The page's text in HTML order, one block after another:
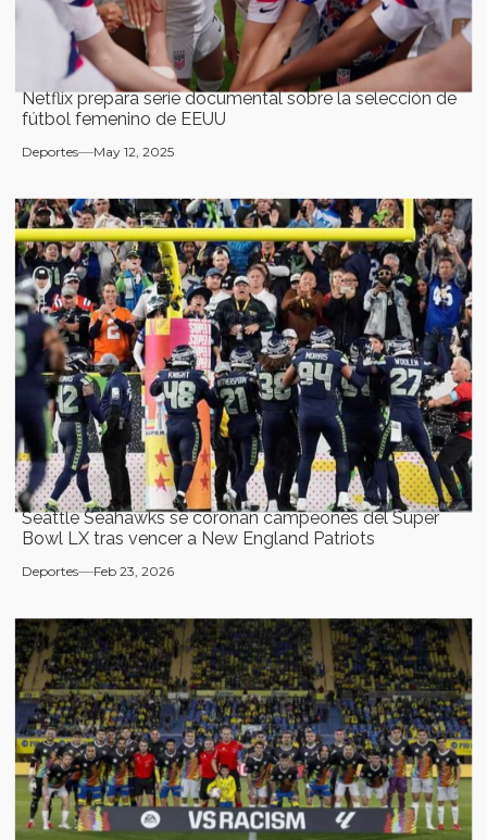
Netflix prepara serie documental sobre la selección de
fútbol femenino de EEUU
Deportes May 12, 2025
Seattle Seahawks se coronan campeones del Super
Bowl LX tras vencer a New England Patriots
Deportes Feb 23, 2026